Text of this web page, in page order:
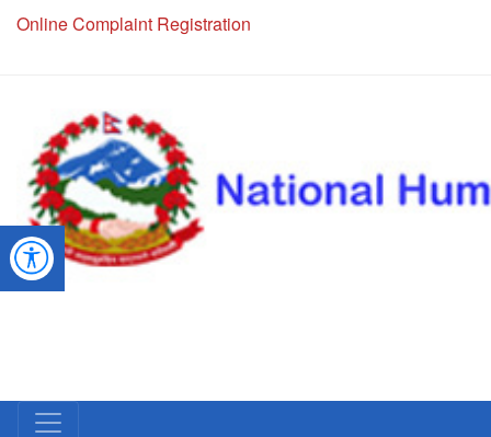
Online Complaint Registration